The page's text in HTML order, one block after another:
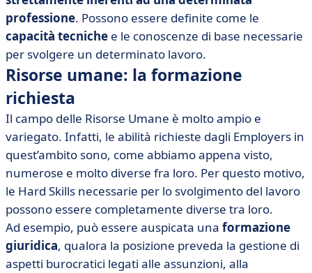
professione. Possono essere definite come le
capacità tecniche e le conoscenze di base necessarie
per svolgere un determinato lavoro.
Risorse umane: la formazione
richiesta
Il campo delle Risorse Umane è molto ampio e
variegato. Infatti, le abilità richieste dagli Employers in
quest’ambito sono, come abbiamo appena visto,
numerose e molto diverse fra loro. Per questo motivo,
le Hard Skills necessarie per lo svolgimento del lavoro
possono essere completamente diverse tra loro.
Ad esempio, può essere auspicata una formazione
giuridica, qualora la posizione preveda la gestione di
aspetti burocratici legati alle assunzioni, alla